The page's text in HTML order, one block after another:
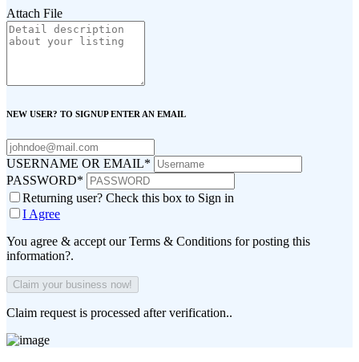
Attach File
NEW USER? TO SIGNUP ENTER AN EMAIL
USERNAME OR EMAIL*
PASSWORD*
Returning user? Check this box to Sign in
I Agree
You agree & accept our Terms & Conditions for posting this
information?.
Claim request is processed after verification..